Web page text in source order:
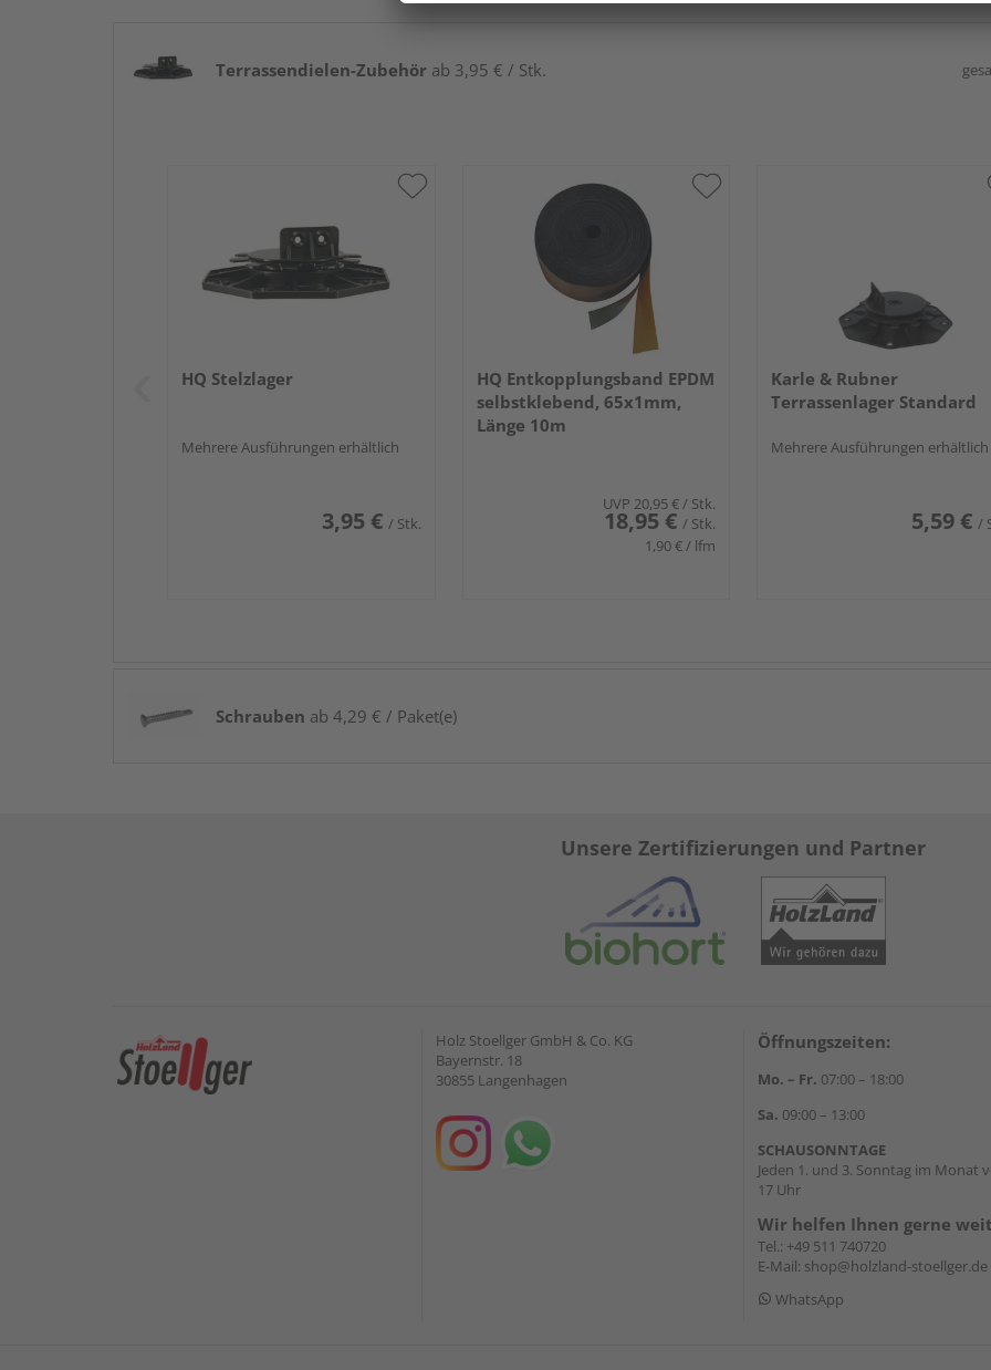
Terrassendielen-Zubehör ab 3,95 € / Stk.
HQ Stelzlager
Mehrere Ausführungen erhältlich
3,95 € / Stk.
HQ Entkopplungsband EPDM
selbstklebend, 65x1mm,
Länge 10m
UVP 20,95 €/ Stk.
18,95 € / Stk.
1,90 € / lfm
Karle & Rubner
Terrassenlager Standard
Mehrere Ausführungen erhältlich
5,59 € /
Schrauben ab 4,29 € / Paket(e)
Unsere Zertifizierungen und Partner
Holz Stoellger GmbH & Co. KG
Bayernstr. 18
30855 Langenhagen
Öffnungszeiten:
Mo. – Fr. 07:00 – 18:00
Sa. 09:00 – 13:00
SCHAUSONNTAGE
Jeden 1. und 3. Sonntag im Monat
17 Uhr
Wir helfen Ihnen gerne
Tel.: +49 511 740720
E-Mail: shop@holzland-stoellger.de
WhatsApp